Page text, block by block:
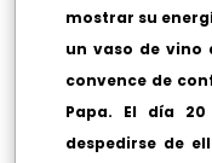
mostrar su
un vaso de vino
convence de
Papa. El día
despedirse de